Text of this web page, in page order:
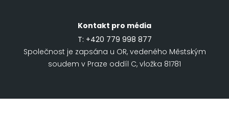
Kontakt pro média
T: +420 779 998 877
Společnost je zapsána u OR, vedeného Městským
soudem v Praze oddíl C, vložka 81781